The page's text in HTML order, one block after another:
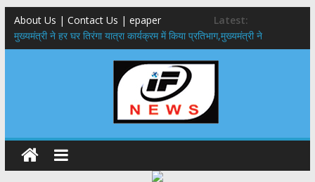
About Us | Contact Us | epaper
Latest:
मुख्यमंत्री ने हर घर तिरंगा यात्रा कार्यक्रम में किया प्रतिभाग,मुख्यमंत्री ने
प्रदेशवासियों से स्वतंत्रता दिवस पर अपने घरों में तिरंगा फहराने का किया आवाह्न
उत्तराखंड के 12 जिलों में अगले 24 घंटे फ्लैश फ्लड का खतरा, आपदा प्रबंधन तंत्र
सरकारी नीतियों में शामिल किए जाएंगे छात्र – छात्राओं के सुझाव ,मुख्यमंत्री युवा
विद्यार्थी मंथन कार्यक्रम में शामिल हुए सीएम पुष्कर सिंह धामी
उत्तराखंड में बढ़ेंगे राजस्व के स्रोत: इको-टूरिज्म, कार्बन क्रेडिट और जड़ी-बूटी आय
पर मुख्य सचिव का जोर
मुख्यमंत्री ने उत्तराखण्ड क्षत्रिय कल्याण समिति की वेबसाइट एवं क्षत्रिय जागरण
स्मारिका का किया विमोचन